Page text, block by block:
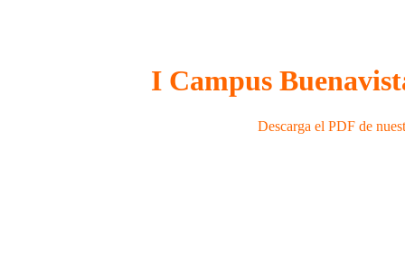
I Campus
Descarga el PDF de